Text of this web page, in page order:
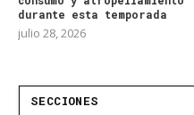
durante esta temporada
julio 28, 2026
SECCIONES